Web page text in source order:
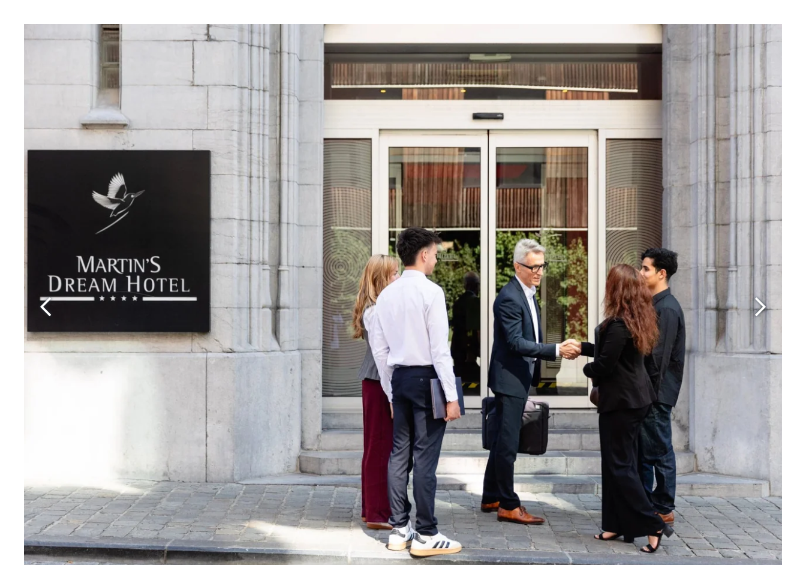
Wählen Sie Ihr Hotel :
Martin's Rentmeesterij
Martin's RelaisBruges, 4*
Martin's BruggeBruges, 3*
Martin's Brussels EUBruxelles, 4*
Martin's Château du Lac
Martin's Louvain-la-Neuve Louvain-la-Neuve, 3*
Martin's All Suites Louvain-la-Neuve, 4*
Martin's KloosterLouvain, 4*
Martin's Patershof
Martin's RedTubize, 4*
DEntdecken Sie alle unsere Hotels